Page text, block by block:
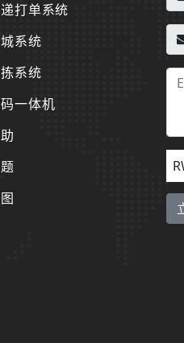
打单系统
系统
系统
一体机